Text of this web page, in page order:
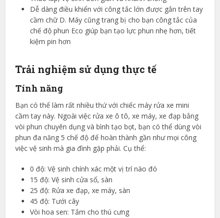
Dễ dàng điều khiển với công tắc lớn được gắn trên tay
cầm chữ D. Máy cũng trang bị cho bạn công tắc của
chế độ phun Eco giúp bạn tạo lực phun nhẹ hơn, tiết
kiệm pin hơn
Trải nghiệm sử dụng thực tế
Tính năng
Bạn có thể làm rất nhiều thứ với chiếc máy rửa xe mini
cầm tay này. Ngoài việc rửa xe ô tô, xe máy, xe đạp bằng
vòi phun chuyên dụng và bình tạo bọt, bạn có thể dùng vòi
phun đa năng 5 chế độ để hoàn thành gần như mọi công
việc vệ sinh mà gia đình gặp phải. Cụ thể:
0 độ: Vệ sinh chính xác một vị trí nào đó
15 độ: Vệ sinh cửa sổ, sàn
25 độ: Rửa xe đạp, xe máy, sàn
45 độ: Tưới cây
Vòi hoa sen: Tắm cho thú cưng